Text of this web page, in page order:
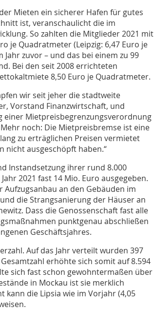
Mieten ein sicherer Hafen für gutes
ist, veranschaulicht die im
So zahlten die Mitglieder 2021 mit
je Quadratmeter (Leipzig: 6,47 Euro je
zuvor – und das bei einem zu 99
Bei den seit 2008 errichteten
8,50 Euro je Quadratmeter.
wir seit jeher die stadtweite
Vorstand Finanzwirtschaft, und
einer Mietpreisbegrenzungsverordnung
noch: Die Mietpreisbremse ist eine
zu erträglichen Preisen vermietet
nicht ausgeschöpft haben.“
Instandsetzung ihrer rund 8.000
2021 fast 14 Mio. Euro ausgegeben.
an den Gebäuden im
die Strangsanierung der Häuser an
Dass die Genossenschaft fast alle
punktgenau abschließen
Geschäftsjahres.
Auf das Jahr verteilt wurden 397
erhöhte sich somit auf 8.594
sich fast schon gewohntermaßen über
in Mockau ist sie merklich
kann die Lipsia wie im Vorjahr (4,05